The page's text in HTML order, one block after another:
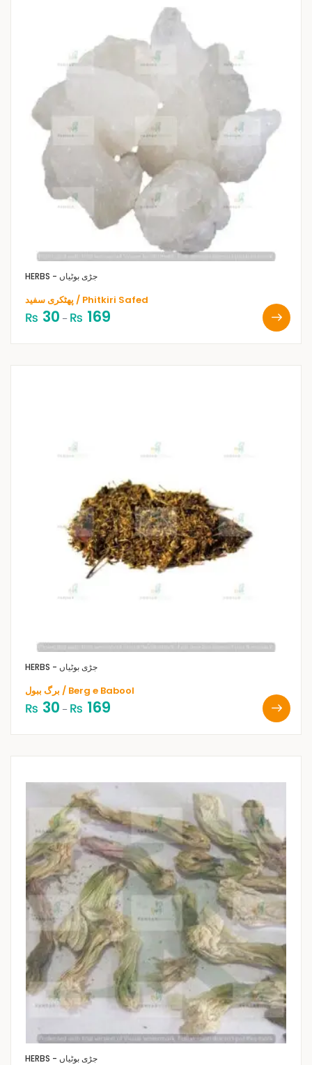
HERBS - جڑی بوٹیاں
پھٹکری سفید / Phitkiri Safed
₨ 30 – ₨ 169
HERBS - جڑی بوٹیاں
برگ ببول / Berg e Babool
₨ 30 – ₨ 169
HERBS - جڑی بوٹیاں